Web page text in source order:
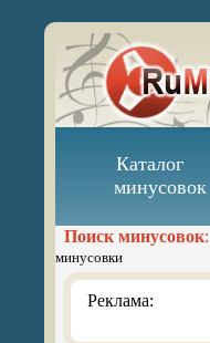
Каталог
минусовок
Поиск минусовок:
минусовки
Реклама: